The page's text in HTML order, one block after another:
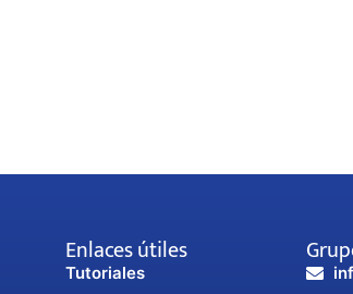
Enlaces útiles
Tutoriales